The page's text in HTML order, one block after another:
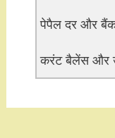
पेपैल दर और
करंट बैलेंस और